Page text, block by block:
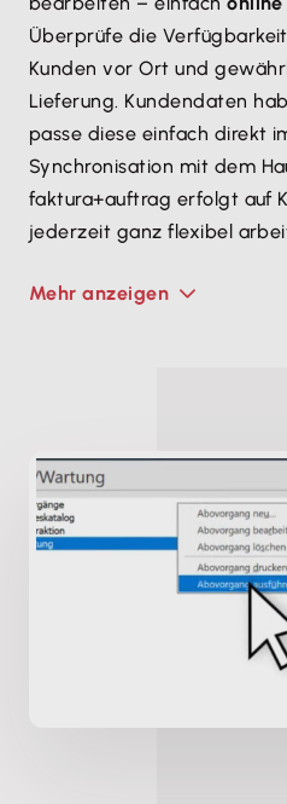
Überprüfe die
Kunden vor Ort und
Lieferung. Kundendaten
passe diese einfach direkt
Synchronisation mit dem
faktura+auftrag erfolgt auf
jederzeit ganz flexibel
Mehr anzeigen